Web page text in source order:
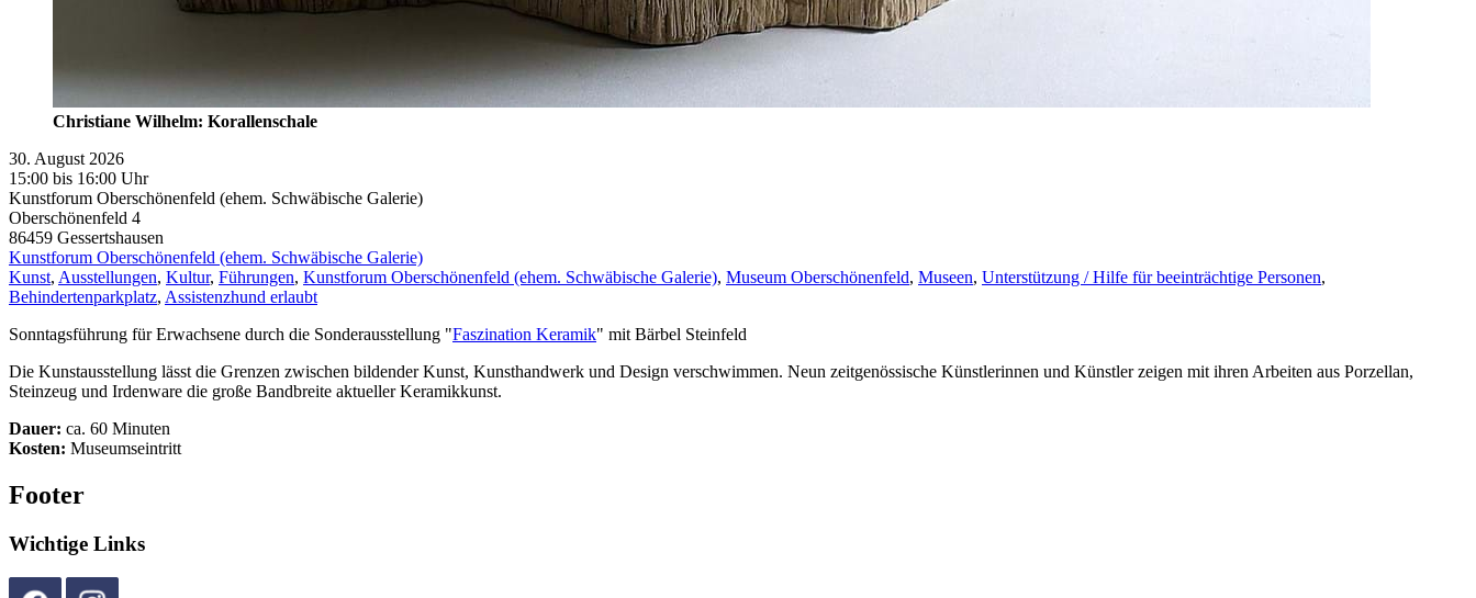
Christiane Wilhelm: Korallenschale
30. August 2026
15:00 bis 16:00 Uhr
Kunstforum Oberschönenfeld (ehem. Schwäbische Galerie)
Oberschönenfeld 4
86459 Gessertshausen
Kunstforum Oberschönenfeld (ehem. Schwäbische Galerie)
Kunst, Ausstellungen, Kultur, Führungen, Kunstforum Oberschönenfeld (ehem. Schwäbische Galerie), Museum Oberschönenfeld, Museen, Unterstützung / Hilfe für beeinträchtige Personen,
Behindertenparkplatz, Assistenzhund erlaubt
Sonntagsführung für Erwachsene durch die Sonderausstellung "Faszination Keramik" mit Bärbel Steinfeld
Die Kunstausstellung lässt die Grenzen zwischen bildender Kunst, Kunsthandwerk und Design verschwimmen. Neun zeitgenössische Künstlerinnen und Künstler zeigen mit ihren Arbeiten aus Porzellan,
Steinzeug und Irdenware die große Bandbreite aktueller Keramikkunst.
Dauer: ca. 60 Minuten
Kosten: Museumseintritt
Footer
Wichtige Links